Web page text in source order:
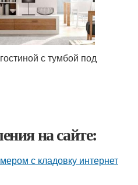
с тумбой под
на сайте:
с кладовку интернет